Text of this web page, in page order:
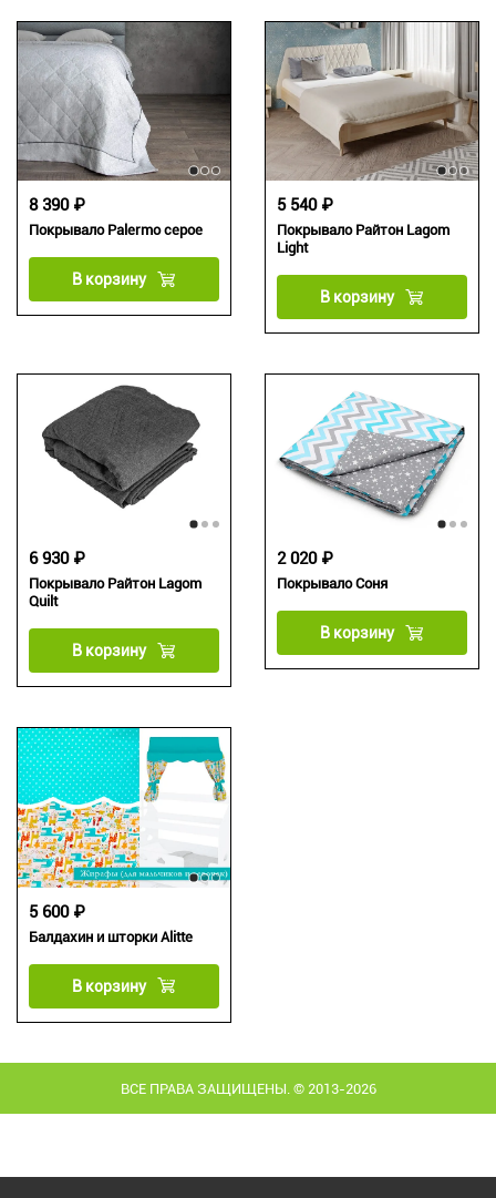
Покрывало Palermo серое
8 390 ₽
В корзину
Покрывало Райтон Lagom
Light
5 540 ₽
В корзину
Покрывало Райтон Lagom
Quilt
6 930 ₽
В корзину
Покрывало Соня
2 020 ₽
В корзину
Балдахин и шторки Alitte
5 600 ₽
В корзину
ВСЕ ПРАВА ЗАЩИЩЕНЫ. © 2013-2026